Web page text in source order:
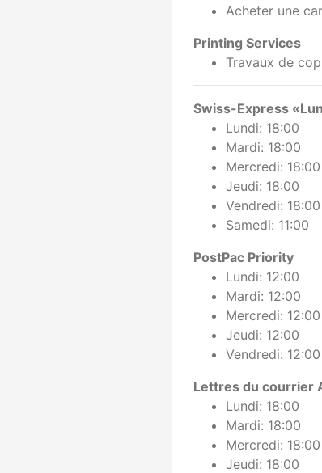
Acheter une
Printing Services
Travaux de
Swiss-Express
Lundi: 18:00
Mardi: 18:00
Mercredi: 18:00
Jeudi: 18:00
Vendredi: 18:00
Samedi: 11:00
PostPac Priority
Lundi: 12:00
Mardi: 12:00
Mercredi: 12:00
Jeudi: 12:00
Vendredi: 12:00
Lettres du courrier
Lundi: 18:00
Mardi: 18:00
Mercredi: 18:00
Jeudi: 18:00